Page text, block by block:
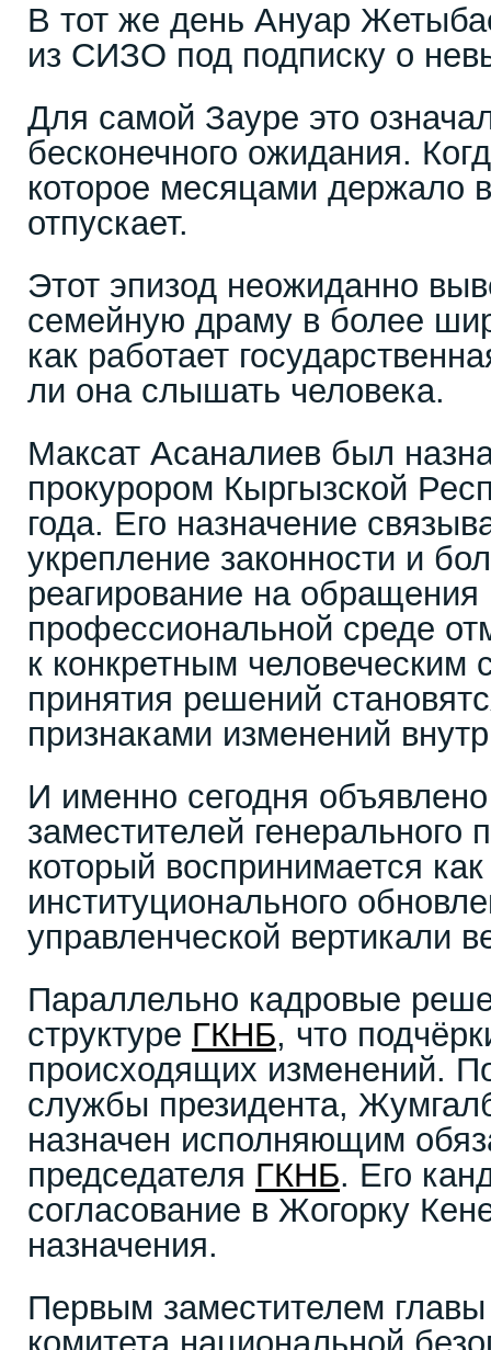
В тот же день Ануар
из СИЗО под подписку о
Для самой Зауре это
бесконечного ожидания.
которое месяцами держало
отпускает.
Этот эпизод неожиданно
семейную драму в более
как работает
ли она слышать человека.
Максат Асаналиев был
прокурором Кыргызской
года. Его назначение
укрепление законности и
реагирование на
профессиональной среде
к конкретным человеческим
принятия решений
признаками изменений
И именно сегодня
заместителей генерального
который воспринимается
институционального
управленческой вертикали
Параллельно кадровые
структуре ГКНБ, что
происходящих изменений.
службы президента,
назначен исполняющим
председателя ГКНБ. Его
согласование в Жогорку
назначения.
Первым заместителем главы